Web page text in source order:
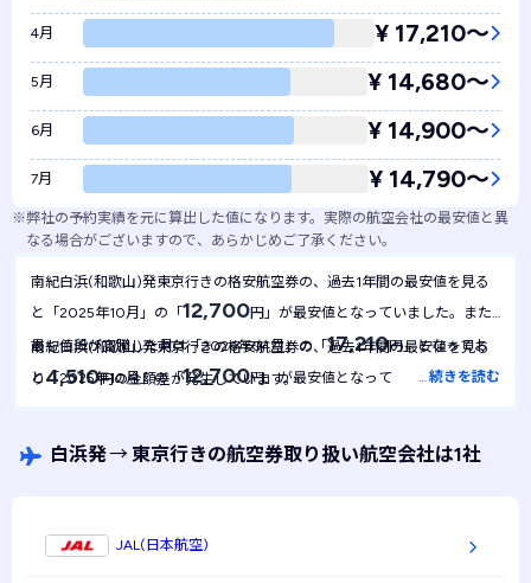
4月 ¥ 17,210〜
5月 ¥ 14,680〜
6月 ¥ 14,900〜
7月 ¥ 14,790〜
※弊社の予約実績を元に算出した値になります。実際の航空会社の最安値と異
なる場合がございますので、あらかじめご了承ください。
南紀白浜(和歌山)発東京行きの格安航空券の、過去1年間の最安値を見る
と「2025年10月」の「 12,700円」が最安値となっていました。また
最も値段が高騰した月は「2026年04月」の「 17,210円」となってお
り 4,510円の金額差が発生しています。
南紀白浜(和歌山)発東京行きの格安航空券の、過去1年間の最安値を見る
と「2025年10月」の「12,700円」が最安値となっていました。1年間
…続きを読む
白浜発→東京行きの航空券取り扱い航空会社は1社
JAL(日本航空)